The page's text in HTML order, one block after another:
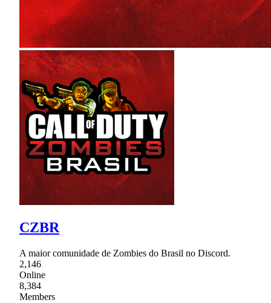
CZBR
A maior comunidade de Zombies do Brasil no Discord.
2,146
Online
8,384
Members